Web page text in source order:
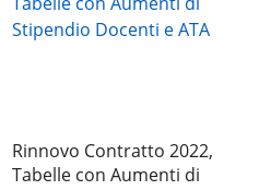
Rinnovo Contratto 2022,
Tabelle con Aumenti di